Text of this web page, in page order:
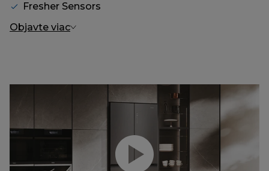
Fresher Sensors
Objavte viac
Prehrať video